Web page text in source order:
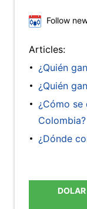
Follow
Articles:
¿Quién
¿Quién
¿Cómo se
Colombia?
¿Dónde